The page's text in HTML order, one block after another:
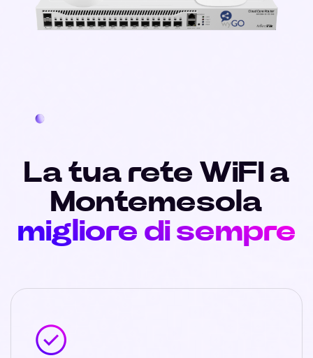
La tua rete WiFI a
Montemesola
migliore di sempre